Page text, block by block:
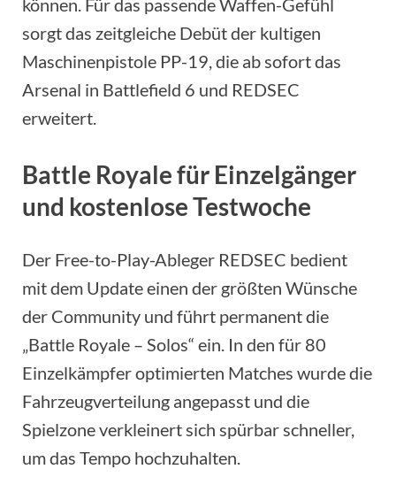
können. Für das passende Waffen-Gefühl
sorgt das zeitgleiche Debüt der kultigen
Maschinenpistole PP-19, die ab sofort das
Arsenal in Battlefield 6 und REDSEC
erweitert.
Battle Royale für Einzelgänger
und kostenlose Testwoche
Der Free-to-Play-Ableger REDSEC bedient
mit dem Update einen der größten Wünsche
der Community und führt permanent die
„Battle Royale – Solos“ ein. In den für 80
Einzelkämpfer optimierten Matches wurde die
Fahrzeugverteilung angepasst und die
Spielzone verkleinert sich spürbar schneller,
um das Tempo hochzuhalten.